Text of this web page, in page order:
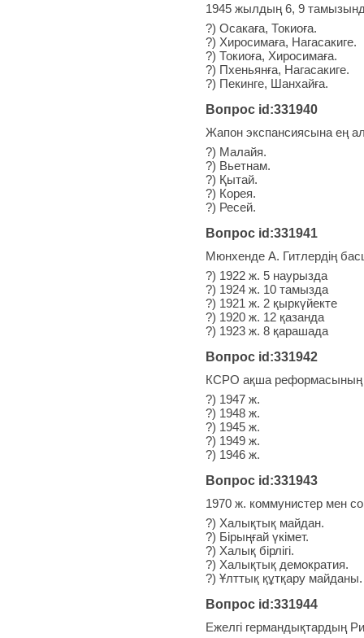
1945 жылдың 6, 9
?) Осакаға, Токиоға.
?) Хиросимаға, Нагасакиге.
?) Токиоға, Хиросимаға.
?) Пхеньянға, Нагасакиге.
?) Пекинге, Шанхайға.
Вопрос id:331940
Жапон экспансиясына ең
?) Малайя.
?) Вьетнам.
?) Қытай.
?) Корея.
?) Ресей.
Вопрос id:331941
Мюнхенде А. Гитлердің
?) 1922 ж. 5 наурызда
?) 1924 ж. 10 тамызда
?) 1921 ж. 2 қыркүйекте
?) 1920 ж. 12 қазанда
?) 1923 ж. 8 қарашада
Вопрос id:331942
КСРО ақша реформасының
?) 1947 ж.
?) 1948 ж.
?) 1945 ж.
?) 1949 ж.
?) 1946 ж.
Вопрос id:331943
1970 ж. коммунистер мен
?) Халықтық майдан.
?) Бірыңғай үкімет.
?) Халық бірлігі.
?) Халықтық демократия.
?) Ұлттық құтқару майданы.
Вопрос id:331944
Ежелгі германдықтардың